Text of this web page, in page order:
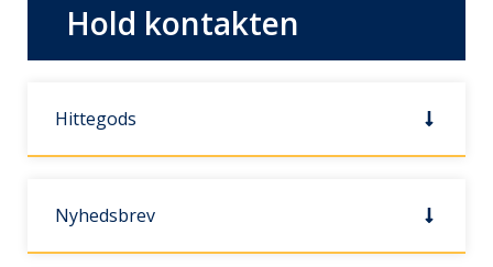
Hold kontakten
Hittegods
Nyhedsbrev